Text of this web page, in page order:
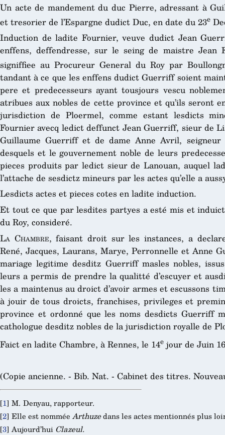
Un acte de mandement du duc Pierre, adressant à
et tresorier de l’Espargne dudict Duc, en date du 23e
Induction de ladite Fournier, veuve dudict Jean
enffens, deffendresse, sur le seing de maistre Jean
signiffiee au Procureur General du Roy par
tandant à ce que les enffens dudict Guerriff soient
pere et predecesseurs ayant tousjours vescu
atribues aux nobles de cette province et qu’ils seront
jurisdiction de Ploermel, comme estant lesdicts
Fournier avecq ledict deffunct Jean Guerriff, sieur de
Guillaume Guerriff et de dame Anne Avril,
desquels et le gouvernement noble de leurs
pieces produits par ledict sieur de Lanouan, auquel
l’attache de sesdictz mineurs par les actes qu’elle a
Lesdicts actes et pieces cotes en ladite induction.
Et tout ce que par lesdites partyes a esté mis et
du Roy, consideré.
La Chambre, faisant droit sur les instances, a
René, Jacques, Laurans, Marye, Perronnelle et Anne
mariage legitime desditz Guerriff masles nobles,
leurs a permis de prendre la qualitté d’escuyer et
les a maintenus au droict d’avoir armes et escussons
à jouir de tous droicts, franchises, privileges et
province et ordonné que les noms desdicts Guerriff
cathologue desditz nobles de la jurisdiction royalle de
Faict en ladite Chambre, à Rennes, le 14e jour de Juin
(Copie ancienne. - Bib. Nat. - Cabinet des titres.
[1] M. Denyau, rapporteur.
[2] Elle est nommée Arthuzedans les actes mentionnés plus
[3] Aujourd’hui Clazeul.